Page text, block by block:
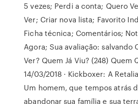
5 vezes; Perdi a conta; Quero
Ver; Criar nova lista; Favorito
Ficha técnica; Comentários;
Agora; Sua avaliação: salvando
Ver? Quem Já Viu? (248) Quem
14/03/2018 · Kickboxer: A
Um homem, que tempos atrás
abandonar sua família e sua